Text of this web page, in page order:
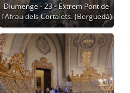
Diumenge - 23 - Extrem Pont de
l'Afrau dels Cortalets. (Berguedà)